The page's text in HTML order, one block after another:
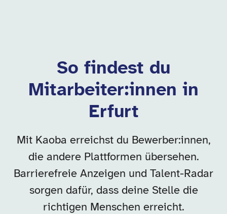
So findest du
Mitarbeiter:innen in
Erfurt
Mit Kaoba erreichst du Bewerber:innen,
die andere Plattformen übersehen.
Barrierefreie Anzeigen und Talent-Radar
sorgen dafür, dass deine Stelle die
richtigen Menschen erreicht.